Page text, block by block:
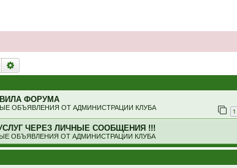
Поиск
ФОРУМА
ОБЪЯВЛЕНИЯ ОТ АДМИНИСТРАЦИИ КЛУБА 1
ЧЕРЕЗ ЛИЧНЫЕ СООБЩЕНИЯ !!!
ОБЪЯВЛЕНИЯ ОТ АДМИНИСТРАЦИИ КЛУБА